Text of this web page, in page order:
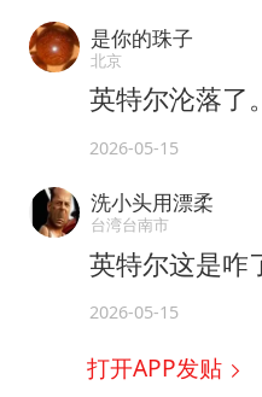
是你的珠子
北京
英特尔沦落了。
2026-05-15
洗小头用漂柔
台湾台南市
英特尔这是咋
2026-05-15
打开APP发贴